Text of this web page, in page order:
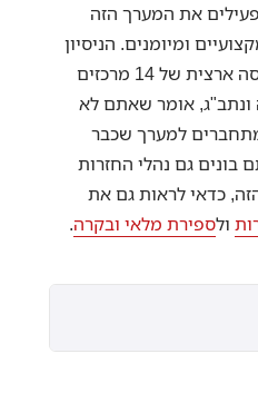
את המערך הזה
מקצועיים ומיומנים. הניסיון
המצטבר הזה, יחד עם פריסה ארצית של 14 מרכזים
ונתב"ג, אומר שאתם לא
למערך שכבר
בונים גם נהלי החזרות
כדאי לראות גם את
ולספירת מלאי ובקרה.